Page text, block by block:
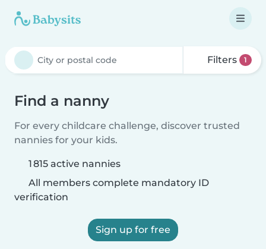
Filters 1
Find a nanny
For every childcare challenge, discover trusted
nannies for your kids.
1 815 active nannies
All members complete mandatory ID
verification
Sign up for free